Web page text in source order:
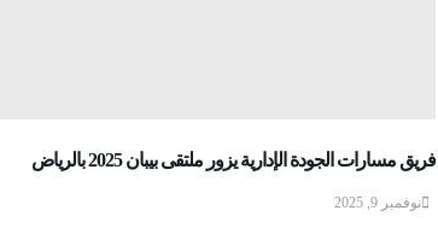
فريق مسارات الجودة الإدارية يزور ملتقى بيبان 2025 بالرياض
نوفمبر 9, 2025